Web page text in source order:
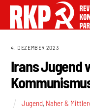
4. DEZEMBER 2023
Irans Jugend
Jugend, Naher &